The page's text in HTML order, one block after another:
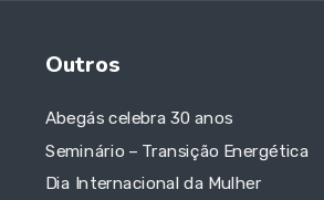
Outros
Abegás celebra 30 anos
Seminário – Transição Energética
Dia Internacional da Mulher